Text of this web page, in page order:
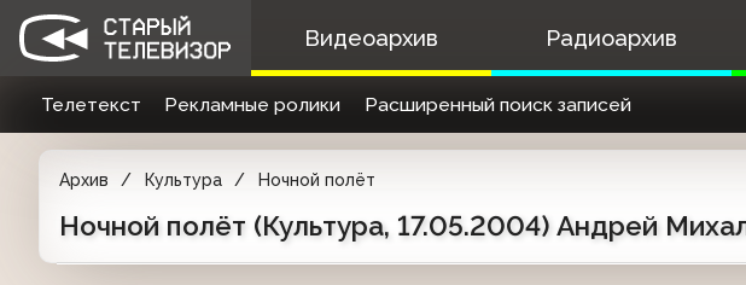
Видеоархив Радиоархив
Телетекст Рекламные ролики Расширенный поиск записей
Архив Культура Ночной полёт
Ночной полёт (Культура, 17.05.2004) Андрей